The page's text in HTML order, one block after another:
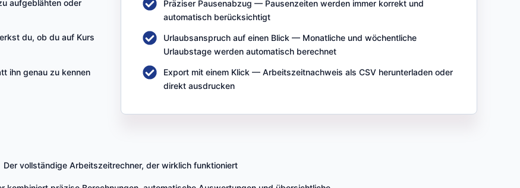
aufgeblähten oder
du, ob du auf Kurs
ihn genau zu kennen
Präziser Pausenabzug — Pausenzeiten werden immer korrekt und
automatisch berücksichtigt
Urlaubsanspruch auf einen Blick — Monatliche und wöchentliche
Urlaubstage werden automatisch berechnet
Export mit einem Klick — Arbeitszeitnachweis als CSV herunterladen oder
direkt ausdrucken
Der vollständige Arbeitszeitrechner, der wirklich funktioniert